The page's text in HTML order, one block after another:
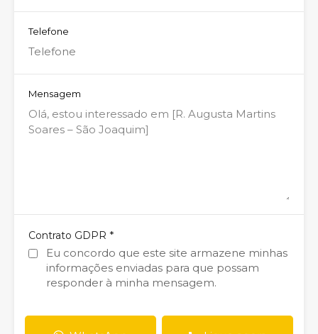
Telefone
Mensagem
Contrato GDPR *
Eu concordo que este site armazene minhas
informações enviadas para que possam
responder à minha mensagem.